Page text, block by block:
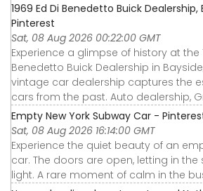
1969 Ed Di Benedetto Buick Dealership,
Pinterest
Sat, 08 Aug 2026 00:22:00 GMT
Experience a glimpse of history at the
Benedetto Buick Dealership in Bayside,
vintage car dealership captures the
cars from the past. Auto dealership,
Empty New York Subway Car -
Sat, 08 Aug 2026 16:14:00 GMT
Experience the quiet beauty of an
car. The doors are open, letting in
light. A rare moment of calm in the